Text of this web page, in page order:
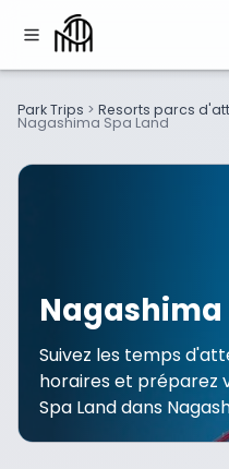
Park Trips > Resorts parcs
Nagashima Spa Land
Nagashima
Suivez les temps
horaires et préparez
Spa Land dans